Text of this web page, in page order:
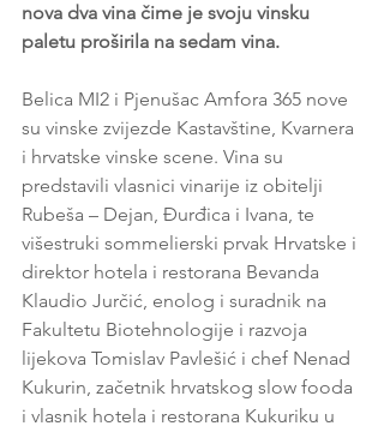
nova dva vina čime je svoju vinsku
paletu proširila na sedam vina.
Belica MI2 i Pjenušac Amfora 365 nove
su vinske zvijezde Kastavštine, Kvarnera
i hrvatske vinske scene. Vina su
predstavili vlasnici vinarije iz obitelji
Rubeša – Dejan, Đurđica i Ivana, te
višestruki sommelierski prvak Hrvatske i
direktor hotela i restorana Bevanda
Klaudio Jurčić, enolog i suradnik na
Fakultetu Biotehnologije i razvoja
lijekova Tomislav Pavlešić i chef Nenad
Kukurin, začetnik hrvatskog slow fooda
i vlasnik hotela i restorana Kukuriku u